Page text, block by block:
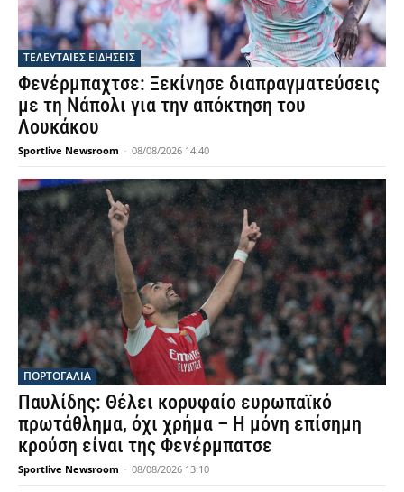
ΤΕΛΕΥΤΑΙΕΣ ΕΙΔΗΣΕΙΣ
Φενέρμπαχτσε: Ξεκίνησε διαπραγματεύσεις
με τη Νάπολι για την απόκτηση του
Λουκάκου
Sportlive Newsroom - 08/08/2026 14:40
ΠΟΡΤΟΓΑΛΙΑ
Παυλίδης: Θέλει κορυφαίο ευρωπαϊκό
πρωτάθλημα, όχι χρήμα – Η μόνη επίσημη
κρούση είναι της Φενέρμπατσε
Sportlive Newsroom - 08/08/2026 13:10